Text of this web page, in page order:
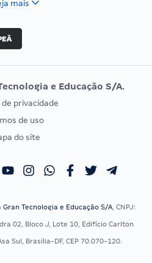
Vunesp
EXAME DE ORDEM
Calendário OAB
mais
e Educação S/A.
de privacidade
de uso
do site
Gran Tecnologia e Educação S/A, CNPJ:
02, Bloco J, Lote 10, Edifício Carlton
Sul, Brasília-DF, CEP 70.070-120.